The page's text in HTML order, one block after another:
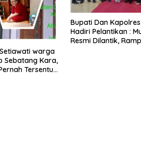
warga
Sebatang Kara,
Tersentuh
​Bupati Dan
Hadiri Pelantikan :
Resmi Dilantik,